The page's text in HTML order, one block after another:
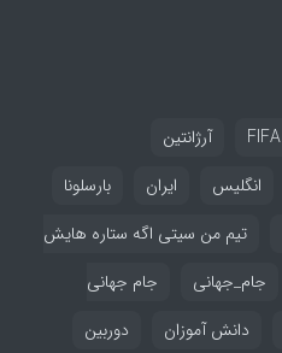
FIFA
آرژانتین
انگلیس ایران
بارسلونا
تیم من سیتی اگه ستاره هایش
جام_جهانی
جام جهانی
دانش آموزان دوربین